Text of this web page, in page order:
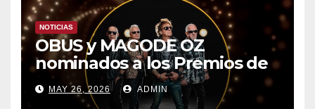
NOTICIAS
OBUS y MAGODE OZ
nominados a los Premios de
la Academia de la Música de
España- Esta noche en La 2
MAY 26, 2026 ADMIN